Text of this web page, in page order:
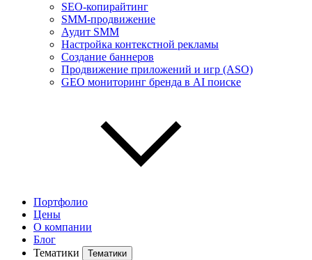
SEO-копирайтинг
SMM-продвижение
Аудит SMM
Настройка контекстной рекламы
Создание баннеров
Продвижение приложений и игр (ASO)
GEO мониторинг бренда в AI поиске
Портфолио
Цены
О компании
Блог
Тематики
Тематики